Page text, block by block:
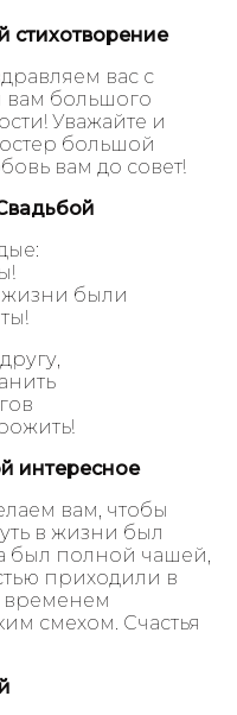
стихотворение
вас с
большого
Уважайте и
большой
вам до совет!
жизни были
интересное
вам, чтобы
в жизни был
был полной чашей,
приходили в
временем
смехом. Счастья